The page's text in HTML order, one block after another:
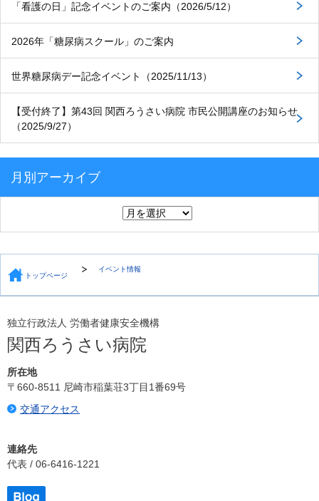
「看護の日」記念イベントのご案内（2026/5/12）
2026年「糖尿病スクール」のご案内
世界糖尿病デー記念イベント（2025/11/13）
【受付終了】第43回 関西ろうさい病院 市民公開講座のお知らせ
（2025/9/27）
月別アーカイブ
トップページ
イベント情報
独立行政法人 労働者健康安全機構
関西ろうさい病院
所在地
〒660-8511 尼崎市稲葉荘3丁目1番69号
交通アクセス
連絡先
代表 / 06-6416-1221